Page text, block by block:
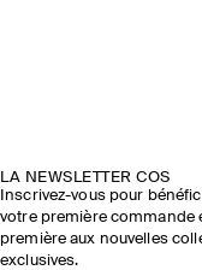
LA NEWSLETTER COS
Inscrivez-vous pour
votre première commande
première aux nouvelles
exclusives.